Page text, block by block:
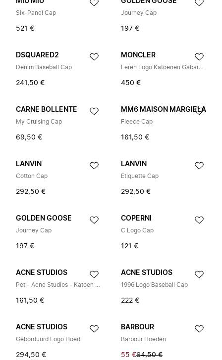
Six-Panel Cap
521 €
Journey Cap
197 €
DSQUARED2
Denim Baseball Cap
241,50 €
MONCLER
Leren Logo Katoenen Gabardine Baseballpet
450 €
CARNE BOLLENTE
My Cruising Cap
69,50 €
MM6 MAISON MARGIELA
Fleece Cap
161,50 €
LANVIN
Cotton Cap
292,50 €
LANVIN
Etiquette Cap
292,50 €
GOLDEN GOOSE
Journey Cap
197 €
COPERNI
C Logo Cap
121 €
ACNE STUDIOS
Pet - Acne Studios - Katoen - Zwart
161,50 €
ACNE STUDIOS
1996 Logo Baseball Cap
222 €
ACNE STUDIOS
Geborduurd Logo Hoed
294,50 €
BARBOUR
Barbour Hoeden
55 €64,50 €